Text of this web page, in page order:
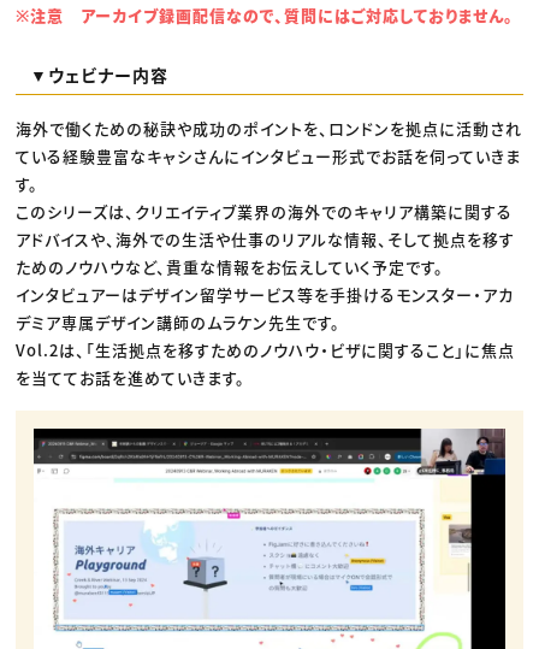
※注意 アーカイブ録画配信なので、質問にはご対応しておりません。
▼ウェビナー内容
海外で働くための秘訣や成功のポイントを、ロンドンを拠点に活動され
ている経験豊富なキャシさんにインタビュー形式でお話を伺っていきま
す。
このシリーズは、クリエイティブ業界の海外でのキャリア構築に関する
アドバイスや、海外での生活や仕事のリアルな情報、そして拠点を移す
ためのノウハウなど、貴重な情報をお伝えしていく予定です。
インタビュアーはデザイン留学サービス等を手掛けるモンスター・アカ
デミア専属デザイン講師のムラケン先生です。
Vol.2は、「生活拠点を移すためのノウハウ・ビザに関すること」に焦点
を当ててお話を進めていきます。